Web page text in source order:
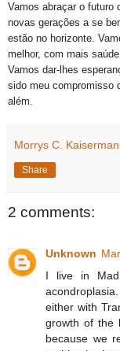
Vamos abraçar o futuro
novas gerações a se
estão no horizonte.
melhor, com mais
Vamos dar-lhes
sido meu compromisso
além.
Morrys C.
Share
2 comments:
Unknown
I live in
either with
growth of the
because we